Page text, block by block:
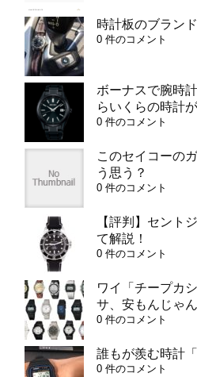
時計板のブラン
0 件のコメント
ボーナスで腕時
らいくらの時計
0 件のコメント
このセイコーの
う思う？
0 件のコメント
【評判】セント
て解説！
0 件のコメント
ワイ「チープカ
サ、安もんじゃん
0 件のコメント
誰もが羨む時計
0 件のコメント